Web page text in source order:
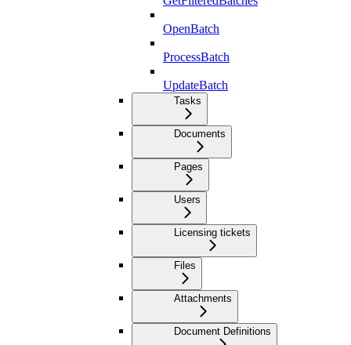
OpenBatch
ProcessBatch
UpdateBatch
Tasks
Documents
Pages
Users
Licensing tickets
Files
Attachments
Document Definitions